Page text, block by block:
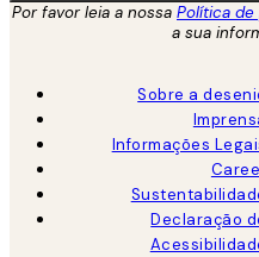
Por favor leia a nossa Política
a sua
Sobre a
Informações
Declaração